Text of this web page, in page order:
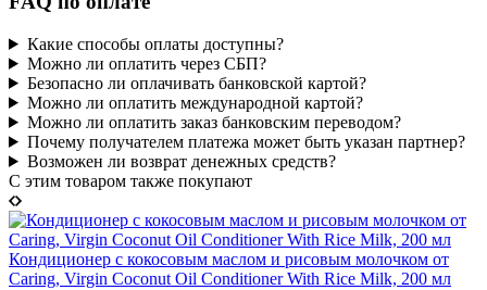
Какие способы оплаты доступны?
Можно ли оплатить через СБП?
Безопасно ли оплачивать банковской картой?
Можно ли оплатить международной картой?
Можно ли оплатить заказ банковским переводом?
Почему получателем платежа может быть указан партнер?
Возможен ли возврат денежных средств?
C этим товаром также покупают
Кондиционер с кокосовым маслом и рисовым молочком от
Caring, Virgin Coconut Oil Conditioner With Rice Milk, 200 мл